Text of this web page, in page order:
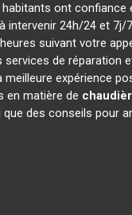
habitants ont confiance
intervenir 24h/24 et
suivant votre
de réparation
expérience
en matière de
que des conseils pour